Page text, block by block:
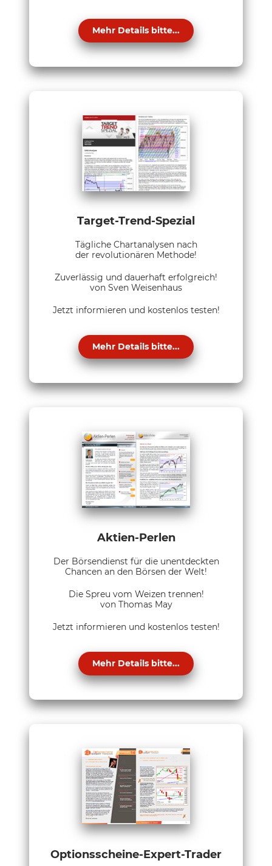
Mehr Details bitte...
Target-Trend-Spezial
Tägliche Chartanalysen nach
der revolutionären Methode!
Zuverlässig und dauerhaft erfolgreich!
von Sven Weisenhaus
Jetzt informieren und kostenlos testen!
Mehr Details bitte...
Aktien-Perlen
Der Börsendienst für die unentdeckten
Chancen an den Börsen der Welt!
Die Spreu vom Weizen trennen!
von Thomas May
Jetzt informieren und kostenlos testen!
Mehr Details bitte...
Optionsscheine-Expert-Trader